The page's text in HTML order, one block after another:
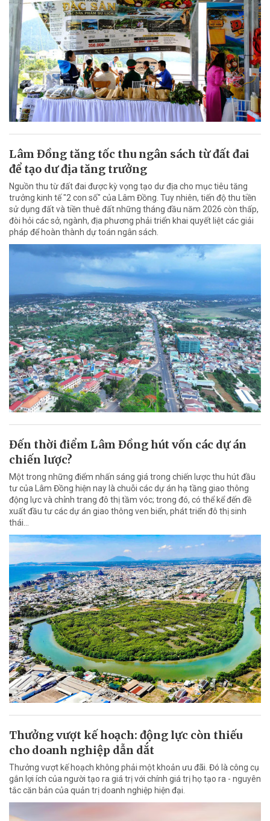
Lâm Đồng tăng tốc thu ngân sách từ đất đai
để tạo dư địa tăng trưởng
Nguồn thu từ đất đai được kỳ vọng tạo dư địa cho mục tiêu tăng
trưởng kinh tế "2 con số" của Lâm Đồng. Tuy nhiên, tiến độ thu tiền
sử dụng đất và tiền thuê đất những tháng đầu năm 2026 còn thấp,
đòi hỏi các sở, ngành, địa phương phải triển khai quyết liệt các giải
pháp để hoàn thành dự toán ngân sách.
Đến thời điểm Lâm Đồng hút vốn các dự án
chiến lược?
Một trong những điểm nhấn sáng giá trong chiến lược thu hút đầu
tư của Lâm Đồng hiện nay là chuỗi các dự án hạ tầng giao thông
động lực và chỉnh trang đô thị tầm vóc; trong đó, có thể kể đến đề
xuất đầu tư các dự án giao thông ven biển, phát triển đô thị sinh
thái…
Thưởng vượt kế hoạch: động lực còn thiếu
cho doanh nghiệp dẫn dắt
Thưởng vượt kế hoạch không phải một khoản ưu đãi. Đó là công cụ
gắn lợi ích của người tạo ra giá trị với chính giá trị họ tạo ra - nguyên
tắc căn bản của quản trị doanh nghiệp hiện đại.